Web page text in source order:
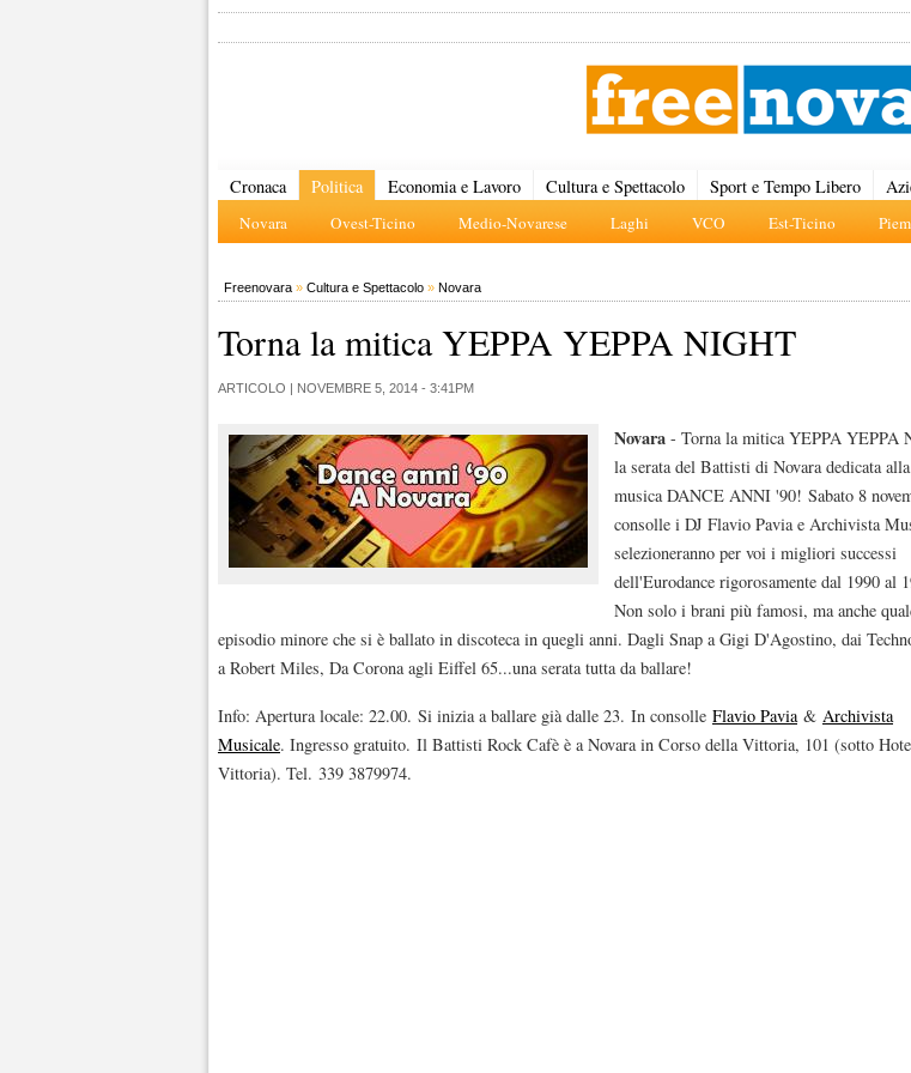
Cronaca Politica
Novara Ovest-Ticino Medio-Novarese Laghi VCO Est-Ticino
Economia e Lavoro Cultura e Spettacolo Sport e Tempo Libero
Freenovara » Cultura e Spettacolo » Novara
Torna la mitica YEPPA YEPPA NIGHT
ARTICOLO | NOVEMBRE 5, 2014 - 3:41PM
Novara - Torna la mitica YEPPA YEPPA
la serata del Battisti di Novara dedicata alla
musica DANCE ANNI '90! Sabato 8
consolle i DJ Flavio Pavia e Archivista
selezioneranno per voi i migliori successi
dell'Eurodance rigorosamente dal 1990 al
Non solo i brani più famosi, ma anche
episodio minore che si è ballato in discoteca in quegli anni. Dagli Snap a Gigi D'Agostino, dai
a Robert Miles, Da Corona agli Eiffel 65...una serata tutta da ballare!
Info: Apertura locale: 22.00. Si inizia a ballare già dalle 23. In consolle Flavio Pavia& Archivista
Musicale. Ingresso gratuito. Il Battisti Rock Cafè è a Novara in Corso della Vittoria, 101 (sotto
Vittoria). Tel. 339 3879974.